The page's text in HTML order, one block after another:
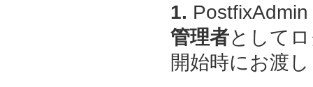
1. PostfixAdmin
管理者として
開始時にお渡